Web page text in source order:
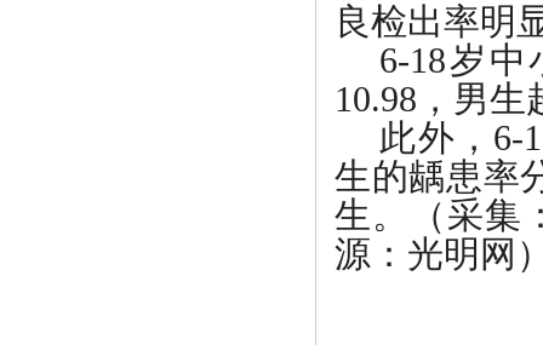
良检出率明
6-18岁
10.98，男
此外， 6-
生的龋患率
生。（采集
源：光明网